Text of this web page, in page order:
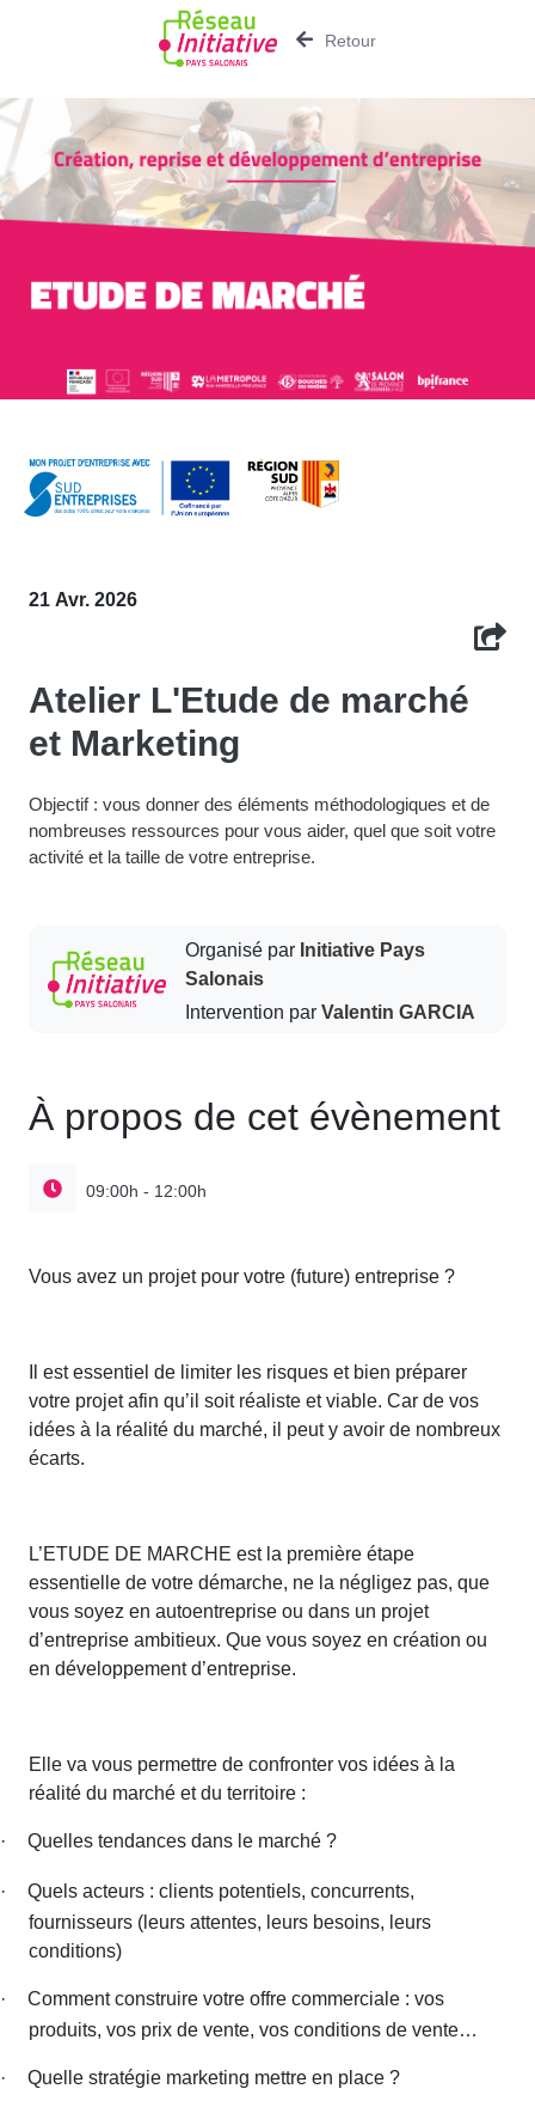
Retour
21 Avr. 2026
Atelier L'Etude de marché
et Marketing
Objectif : vous donner des éléments méthodologiques et de
nombreuses ressources pour vous aider, quel que soit votre
activité et la taille de votre entreprise.
Organisé parInitiative Pays
Salonais
Intervention parValentin GARCIA
À propos de cet évènement
09:00h - 12:00h
Vous avez un projet pour votre (future) entreprise ?
Il est essentiel de limiter les risques et bien préparer
votre projet afin qu’il soit réaliste et viable. Car de vos
idées à la réalité du marché, il peut y avoir de nombreux
écarts.
L’ETUDE DE MARCHE est la première étape
essentielle de votre démarche, ne la négligez pas, que
vous soyez en autoentreprise ou dans un projet
d’entreprise ambitieux. Que vous soyez en création ou
en développement d’entreprise.
Elle va vous permettre de confronter vos idées à la
réalité du marché et du territoire :
· Quelles tendances dans le marché ?
· Quels acteurs : clients potentiels, concurrents,
fournisseurs (leurs attentes, leurs besoins, leurs
conditions)
· Comment construire votre offre commerciale : vos
produits, vos prix de vente, vos conditions de vente…
· Quelle stratégie marketing mettre en place ?